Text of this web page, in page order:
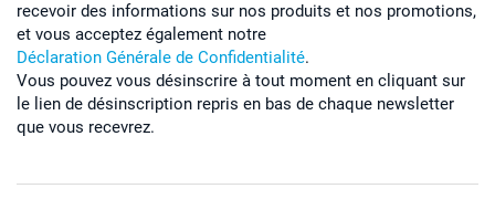
recevoir des informations sur nos produits et nos promotions,
et vous acceptez également notre
Déclaration Générale de Confidentialité.
Vous pouvez vous désinscrire à tout moment en cliquant sur
le lien de désinscription repris en bas de chaque newsletter
que vous recevrez.